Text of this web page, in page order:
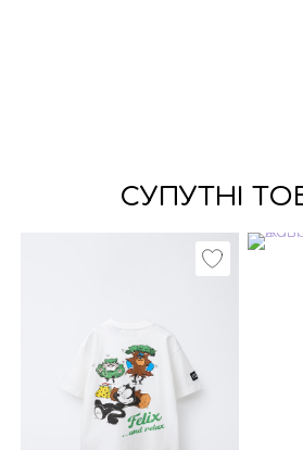
СУПУТНІ